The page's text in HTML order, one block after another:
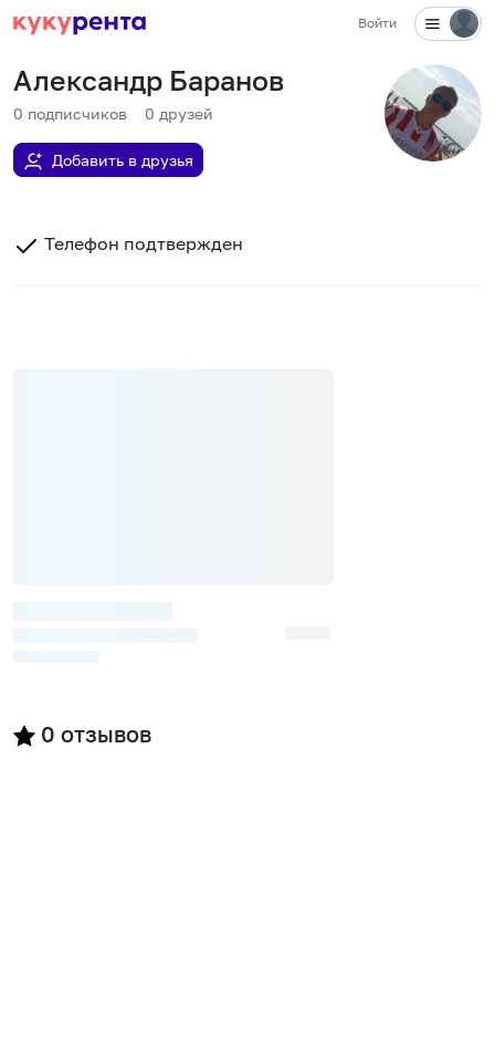
Войти
Александр Баранов
0 подписчиков 0 друзей
Добавить в друзья
Телефон подтвержден
0 отзывов